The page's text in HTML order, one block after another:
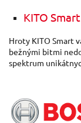
KITO Smart
Hroty KITO Smart
bežnými bitmi
spektrum